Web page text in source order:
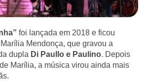
foi lançada em 2018 e ficou
Mendonça, que gravou a
dupla Di Paullo e Paulino. Depois
Marília, a música virou ainda mais